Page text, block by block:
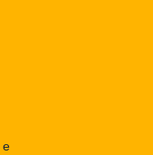
е